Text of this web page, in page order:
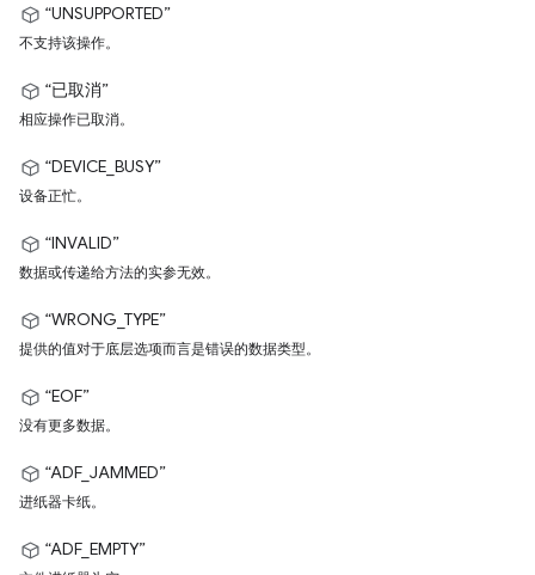
“UNSUPPORTED”
不支持该操作。
“已取消”
相应操作已取消。
“DEVICE_BUSY”
设备正忙。
“INVALID”
数据或传递给方法的实参无效。
“WRONG_TYPE”
提供的值对于底层选项而言是错误的数据类型。
“EOF”
没有更多数据。
“ADF_JAMMED”
进纸器卡纸。
“ADF_EMPTY”